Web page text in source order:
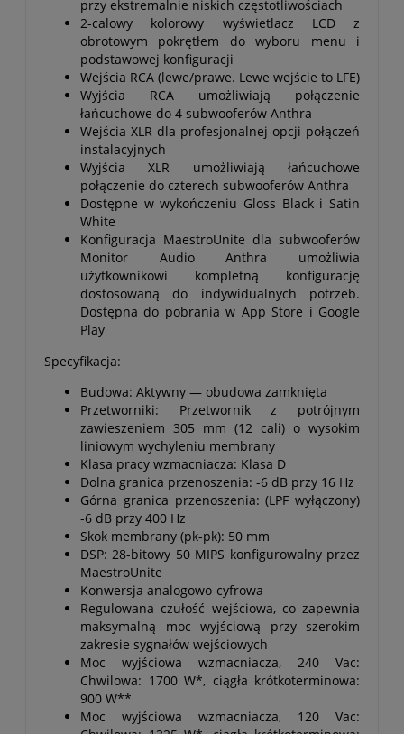
przy ekstremalnie niskich częstotliwościach
2-calowy kolorowy wyświetlacz LCD z
obrotowym pokrętłem do wyboru menu i
podstawowej konfiguracji
Wejścia RCA (lewe/prawe. Lewe wejście to LFE)
Wyjścia RCA umożliwiają połączenie
łańcuchowe do 4 subwooferów Anthra
Wejścia XLR dla profesjonalnej opcji połączeń
instalacyjnych
Wyjścia XLR umożliwiają łańcuchowe
połączenie do czterech subwooferów Anthra
Dostępne w wykończeniu Gloss Black i Satin
White
Konfiguracja MaestroUnite dla subwooferów
Monitor Audio Anthra umożliwia
użytkownikowi kompletną konfigurację
dostosowaną do indywidualnych potrzeb.
Dostępna do pobrania w App Store i Google
Play
Specyfikacja:
Budowa: Aktywny — obudowa zamknięta
Przetworniki: Przetwornik z potrójnym
zawieszeniem 305 mm (12 cali) o wysokim
liniowym wychyleniu membrany
Klasa pracy wzmacniacza: Klasa D
Dolna granica przenoszenia: -6 dB przy 16 Hz
Górna granica przenoszenia: (LPF wyłączony)
-6 dB przy 400 Hz
Skok membrany (pk-pk): 50 mm
DSP: 28-bitowy 50 MIPS konfigurowalny przez
MaestroUnite
Konwersja analogowo-cyfrowa
Regulowana czułość wejściowa, co zapewnia
maksymalną moc wyjściową przy szerokim
zakresie sygnałów wejściowych
Moc wyjściowa wzmacniacza, 240 Vac:
Chwilowa: 1700 W*, ciągła krótkoterminowa:
900 W**
Moc wyjściowa wzmacniacza, 120 Vac: